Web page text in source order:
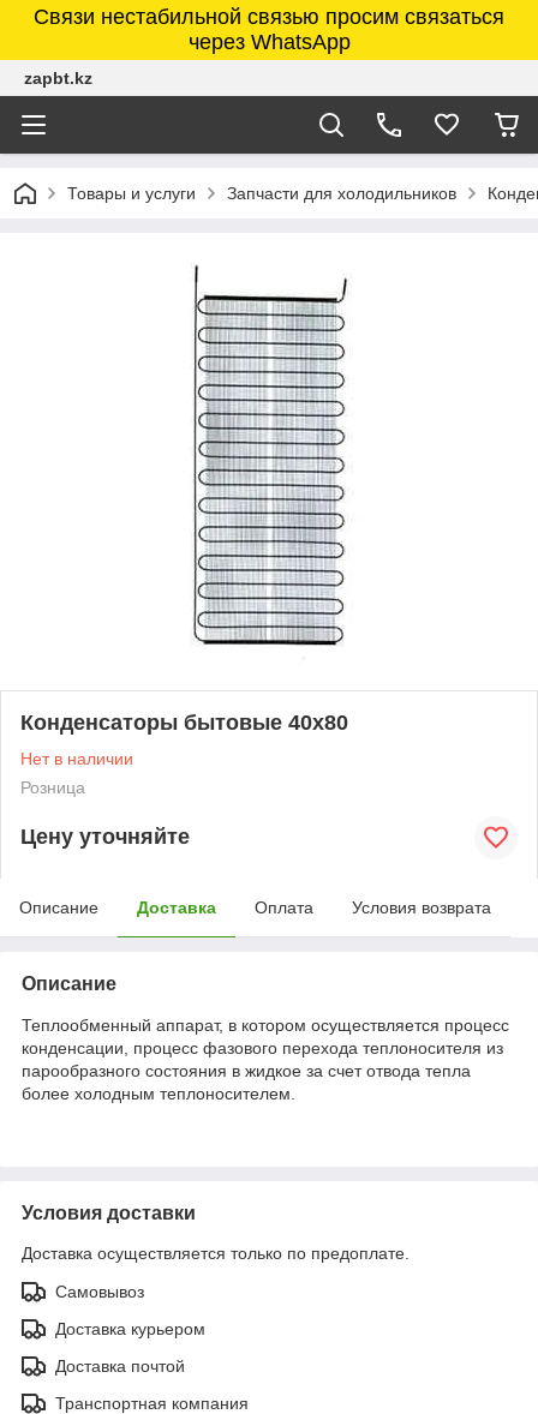
Связи нестабильной связью просим связаться
через WhatsApp
zapbt.kz
Товары и услуги Запчасти для холодильников
Конденсаторы бытовые 40х80
Нет в наличии
Розница
Цену уточняйте
Описание Доставка Оплата Условия возврата
Описание
Теплообменный аппарат, в котором осуществляется процесс
конденсации, процесс фазового перехода теплоносителя из
парообразного состояния в жидкое за счет отвода тепла
более холодным теплоносителем.
Условия доставки
Доставка осуществляется только по предоплате.
Самовывоз
Доставка курьером
Доставка почтой
Транспортная компания